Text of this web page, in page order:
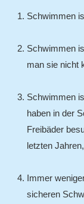
Schwimmen
Schwimmen
man sie nicht
Schwimmen
haben in der
Freibäder
letzten
Immer
sicheren